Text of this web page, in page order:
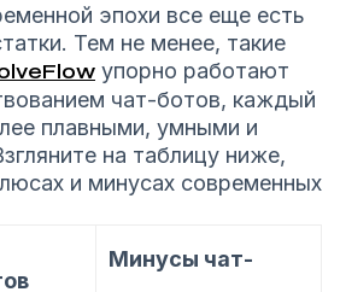
эпохи все еще есть
Тем не менее, такие
упорно работают
чат-ботов, каждый
плавными, умными и
на таблицу ниже,
и минусах современных
Минусы чат-